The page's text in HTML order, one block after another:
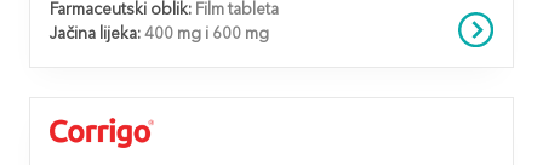
Farmaceutski oblik: Film tableta
Jačina lijeka: 400 mg i 600 mg